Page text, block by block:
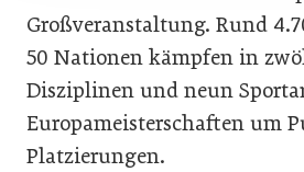
Großveranstaltung. Rund
50 Nationen kämpfen in
Disziplinen und neun
Europameisterschaften um
Platzierungen.